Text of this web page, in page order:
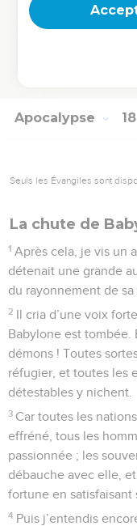
Cette femme que
qui tient sous son
Apocalypse 18
Seuls les Évangiles sont
La chute de
1 Après cela, je vis un
détenait une grande
du rayonnement de sa
2 Il cria d’une voix
Babylone est tombée.
démons ! Toutes
réfugier, et toutes les
détestables y nichent.
3 Car toutes les
effréné, tous les
passionnée ; les
débauche avec elle,
fortune en satisfaisant
4 Puis j’entendis